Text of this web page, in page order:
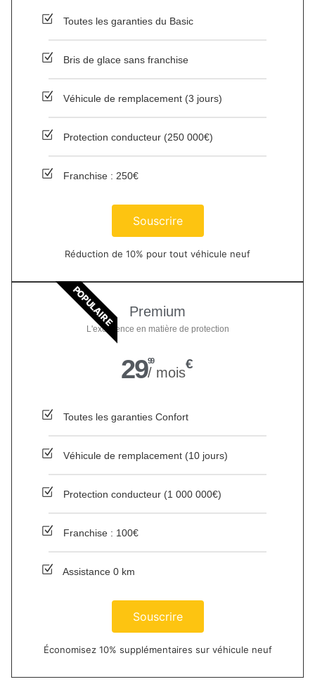
Toutes les garanties du Basic
Bris de glace sans franchise
Véhicule de remplacement (3 jours)
Protection conducteur (250 000€)
Franchise : 250€
Souscrire
Réduction de 10% pour tout véhicule neuf
POPULAIRE Premium
L'excellence en matière de protection
2999
/ mois
€
Toutes les garanties Confort
Véhicule de remplacement (10 jours)
Protection conducteur (1 000 000€)
Franchise : 100€
Assistance 0 km
Souscrire
Économisez 10% supplémentaires sur véhicule neuf